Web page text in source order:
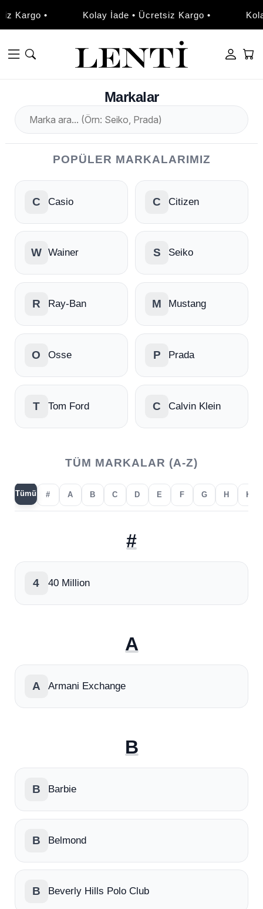
Kolay İade • Ücretsiz Kargo • Kolay İade •
Markalar
POPÜLER MARKALARIMIZ
C Casio C Citizen
W Wainer S Seiko
R Ray-Ban M Mustang
O Osse P Prada
T Tom Ford C Calvin Klein
TÜM MARKALAR (A-Z)
Tümü # A B C D E F G H K
#
4 40 Million
A
A Armani Exchange
B
B Barbie
B Belmond
B Beverly Hills Polo Club